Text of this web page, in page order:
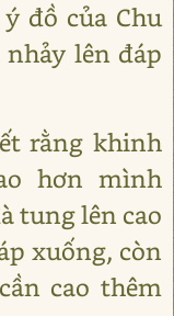
đồ của Chu
lên đáp
rằng khinh
hơn mình
tung lên cao
xuống, còn
cao thêm